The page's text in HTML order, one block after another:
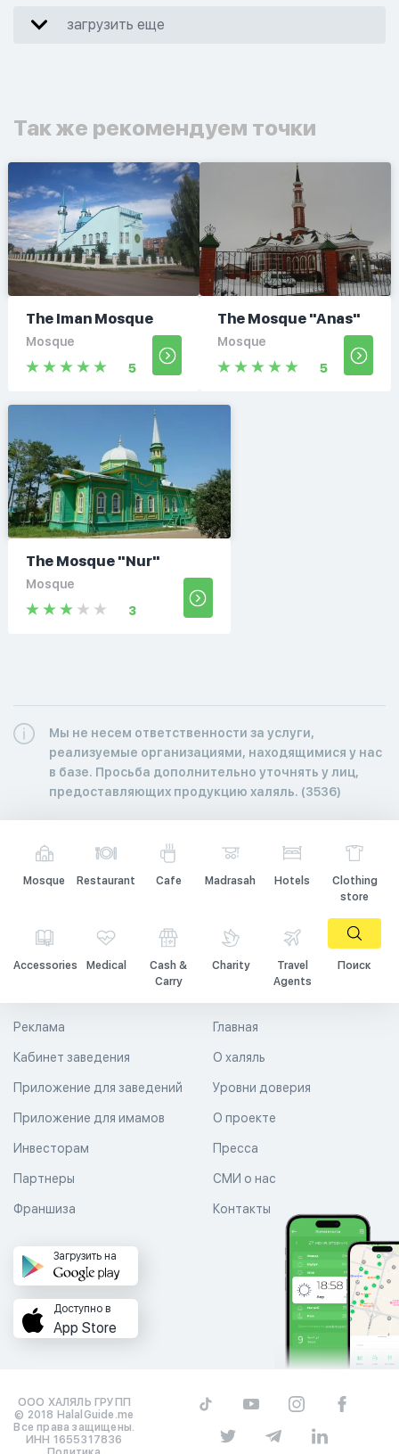
загрузить еще
Так же рекомендуем точки
The Iman Mosque
Mosque
5
The Mosque "Anas"
Mosque
5
The Mosque "Nur"
Mosque
3
Мы не несем ответственности за услуги,
реализуемые организациями, находящимися у нас
в базе. Просьба дополнительно уточнять у лиц,
предоставляющих продукцию халяль. (3536)
Mosque Restaurant Cafe Madrasah Hotels
Clothing
store
Accessories Medical
Cash &
Carry
Charity
Travel
Agents
Поиск
Главная
О халяль
Уровни доверия
Реклама
Кабинет заведения
Приложение для заведений
Приложение для имамов О проекте
Пресса
СМИ о нас
Контакты
Инвесторам
Партнеры
Франшиза
Загрузить на
Доступно в
App Store
ООО ХАЛЯЛЬ ГРУПП
© 2018 HalalGuide.me
Все права защищены.
ИНН 1655317836